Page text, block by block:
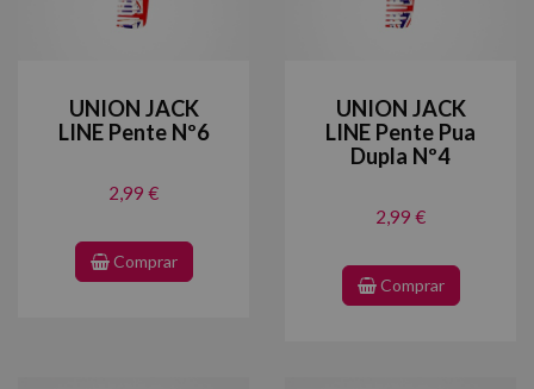
UNION JACK
LINE Pente Nº6
2,99 €
Comprar
UNION JACK
LINE Pente Pua
Dupla Nº4
2,99 €
Comprar